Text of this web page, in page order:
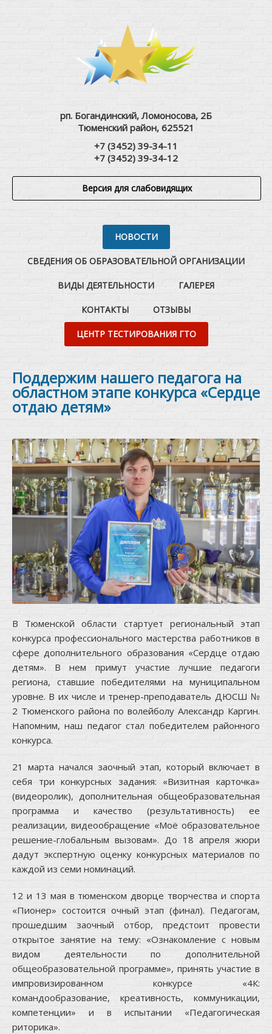
рп. Богандинский, Ломоносова, 2Б
Тюменский район, 625521
+7 (3452) 39-34-11
+7 (3452) 39-34-12
Версия для слабовидящих
НОВОСТИ
СВЕДЕНИЯ ОБ ОБРАЗОВАТЕЛЬНОЙ ОРГАНИЗАЦИИ
ВИДЫ ДЕЯТЕЛЬНОСТИ ГАЛЕРЕЯ
КОНТАКТЫ ОТЗЫВЫ
ЦЕНТР ТЕСТИРОВАНИЯ ГТО
Поддержим нашего педагога на
областном этапе конкурса «Сердце
отдаю детям»
В Тюменской области стартует региональный этап
конкурса профессионального мастерства работников в
сфере дополнительного образования «Сердце отдаю
детям». В нем примут участие лучшие педагоги
региона, ставшие победителями на муниципальном
уровне. В их числе и тренер-преподаватель ДЮСШ №
2 Тюменского района по волейболу Александр Каргин.
Напомним, наш педагог стал победителем районного
конкурса.
21 марта начался заочный этап, который включает в
себя три конкурсных задания: «Визитная карточка»
(видеоролик), дополнительная общеобразовательная
программа и качество (результативность) ее
реализации, видеообращение «Моё образовательное
решение-глобальным вызовам». До 18 апреля жюри
дадут экспертную оценку конкурсных материалов по
каждой из семи номинаций.
12 и 13 мая в тюменском дворце творчества и спорта
«Пионер» состоится очный этап (финал). Педагогам,
прошедшим заочный отбор, предстоит провести
открытое занятие на тему: «Ознакомление с новым
видом деятельности по дополнительной
общеобразовательной программе», принять участие в
импровизированном конкурсе «4К:
командообразование, креативность, коммуникации,
компетенции» и в испытании «Педагогическая
риторика».